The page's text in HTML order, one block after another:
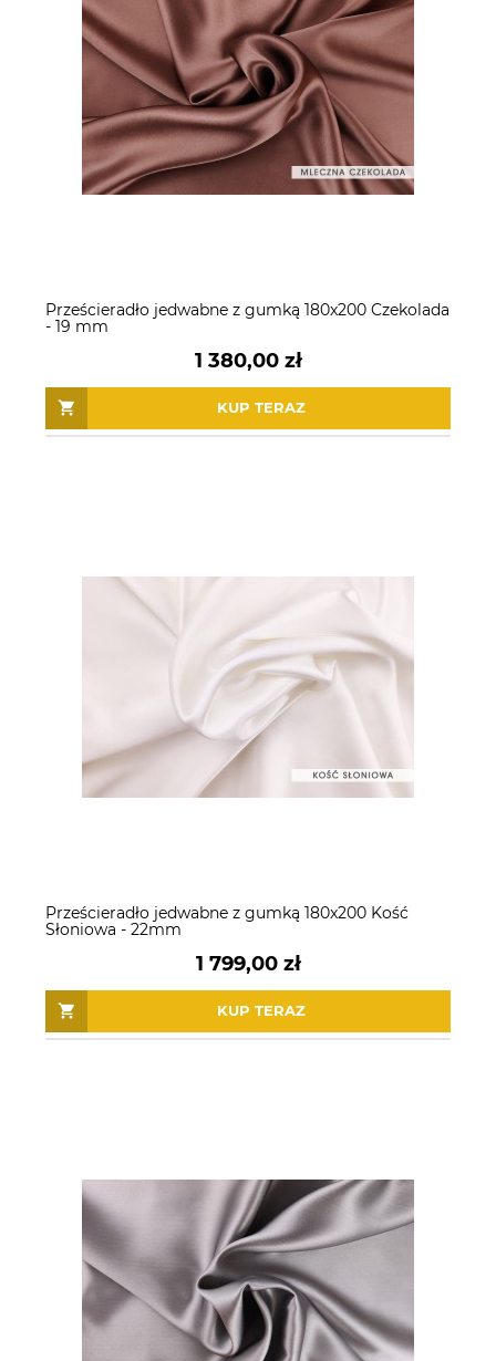
Prześcieradło jedwabne z gumką 180x200 Czekolada
- 19 mm
1 380,00 zł
KUP TERAZ
Prześcieradło jedwabne z gumką 180x200 Kość
Słoniowa - 22mm
1 799,00 zł
KUP TERAZ